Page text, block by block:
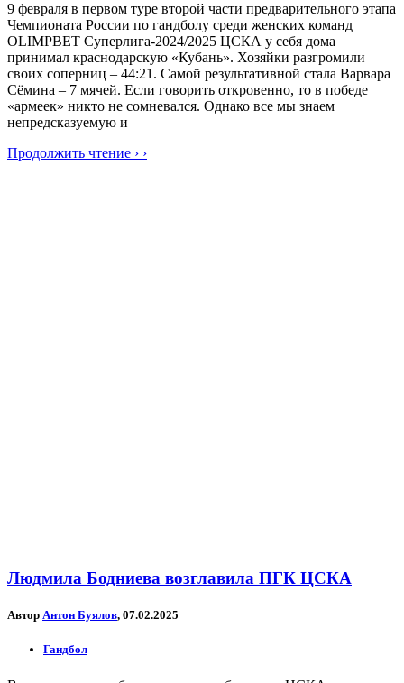
9 февраля в первом туре второй части предварительного этапа
Чемпионата России по гандболу среди женских команд
OLIMPBET Суперлига-2024/2025 ЦСКА у себя дома
принимал краснодарскую «Кубань». Хозяйки разгромили
своих соперниц – 44:21. Самой результативной стала Варвара
Сёмина – 7 мячей. Если говорить откровенно, то в победе
«армеек» никто не сомневался. Однако все мы знаем
непредсказуемую и
Продолжить чтение › ›
Людмила Бодниева возглавила ПГК ЦСКА
Автор Антон Буялов, 07.02.2025
Гандбол